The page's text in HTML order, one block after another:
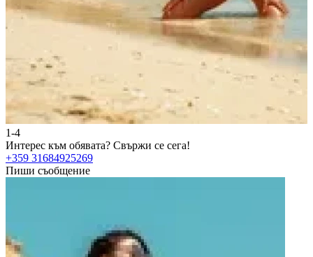
1-4
Интерес към обявата? Свържи се сега!
+359 31684925269
Пиши съобщение